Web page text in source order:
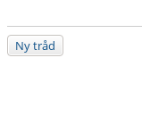
Ny tråd